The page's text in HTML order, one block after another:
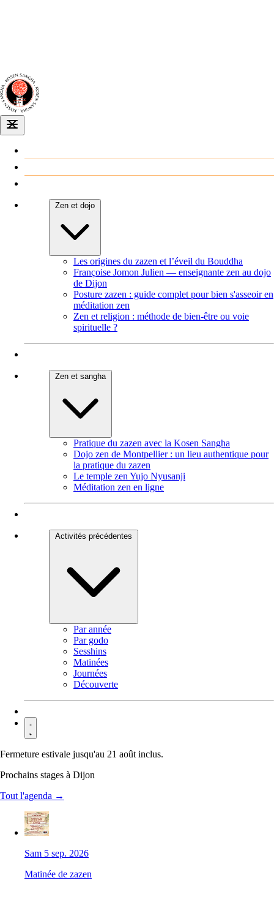
Zen et dojo
Les origines du zazen et l’éveil du Bouddha
Françoise Jomon Julien — enseignante zen au dojo
de Dijon
Posture zazen : guide complet pour bien s'asseoir en
méditation zen
Zen et religion : méthode de bien-être ou voie
spirituelle ?
Zen et sangha
Pratique du zazen avec la Kosen Sangha
Dojo zen de Montpellier : un lieu authentique pour
la pratique du zazen
Le temple zen Yujo Nyusanji
Méditation zen en ligne
Activités précédentes
Par année
Par godo
Sesshins
Matinées
Journées
Découverte
Fermeture estivale jusqu'au 21 août inclus.
Prochains stages à Dijon
Tout l'agenda →
Sam 5 sep. 2026
Matinée de zazen